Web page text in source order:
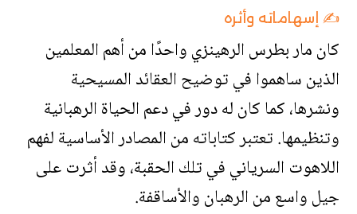
✍️ إسهاماته وأثره
كان مار بطرس الرهينزي واحدًا من أهم المعلمين
الذين ساهموا في توضيح العقائد المسيحية
ونشرها، كما كان له دور في دعم الحياة الرهبانية
وتنظيمها. تعتبر كتاباته من المصادر الأساسية لفهم
اللاهوت السرياني في تلك الحقبة، وقد أثرت على
جيل واسع من الرهبان والأساقفة.